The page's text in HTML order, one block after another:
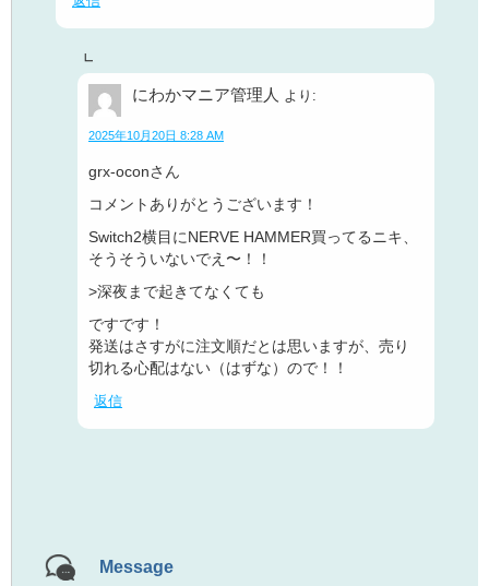
にわかマニア管理人 より:
2025年10月20日 8:28 AM
grx-oconさん
コメントありがとうございます！
Switch2横目にNERVE HAMMER買ってるニキ、
そうそういないでえ〜！！
>深夜まで起きてなくても
ですです！
発送はさすがに注文順だとは思いますが、売り
切れる心配はない（はずな）ので！！
返信
Message